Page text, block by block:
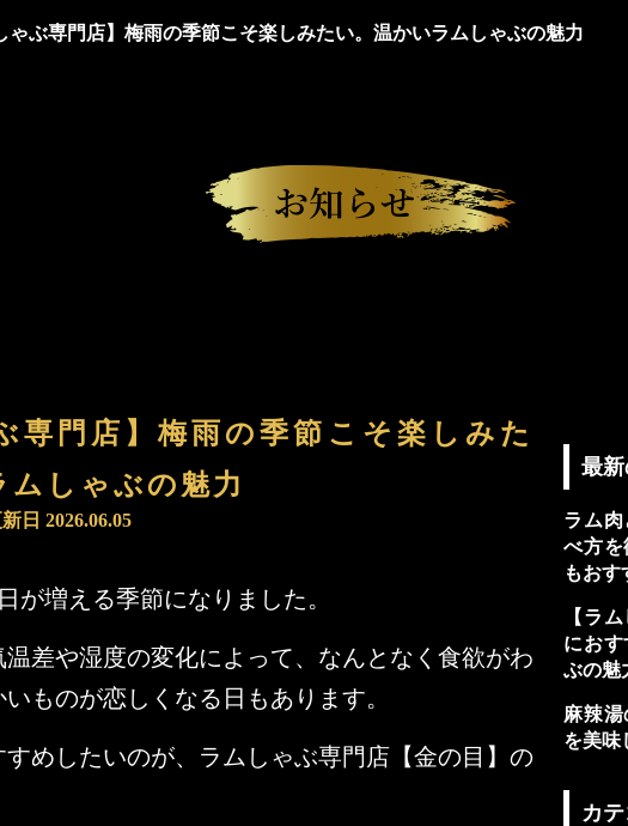
ゃぶ専門店】梅雨の季節こそ楽しみたい。温かいラムしゃぶの魅力
専門店】梅雨の季節こそ楽しみた
ムしゃぶの魅力
日 2026.06.05
が増える季節になりました。
差や湿度の変化によって、なんとなく食欲がわ
ものが恋しくなる日もあります。
めしたいのが、ラムしゃぶ専門店【金の目】の
最
ラム
べ方を
もおす
【ラ
にお
ぶの魅
麻辣
を美味
カ